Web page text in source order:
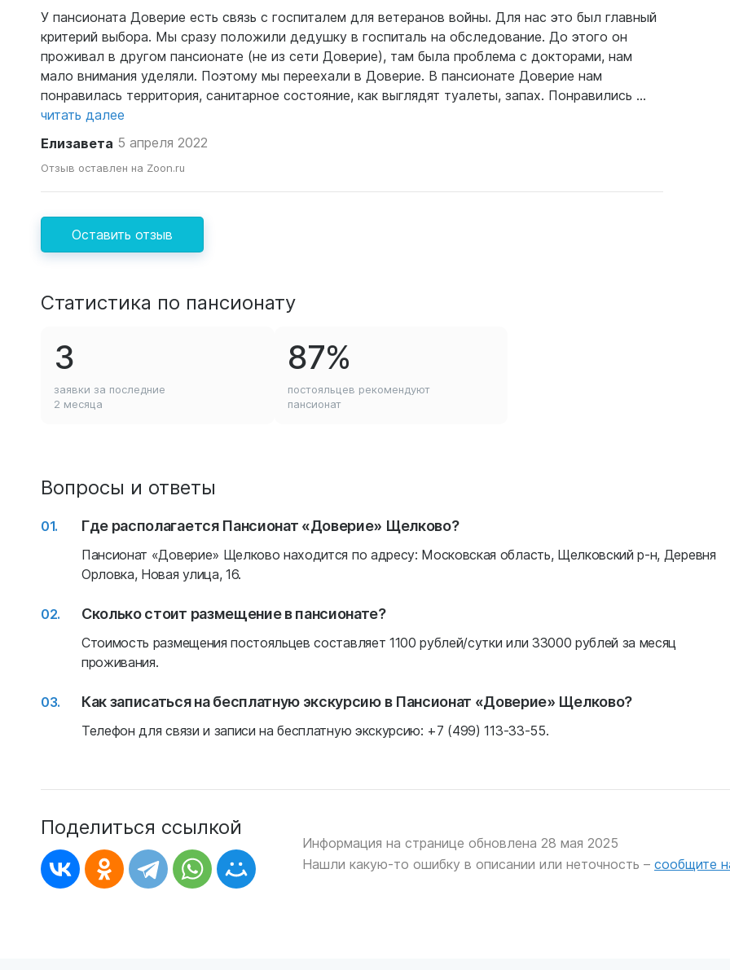
У пансионата Доверие есть связь с госпиталем для ветеранов войны. Для нас это был главный
критерий выбора. Мы сразу положили дедушку в госпиталь на обследование. До этого он
проживал в другом пансионате (не из сети Доверие), там была проблема с докторами, нам
мало внимания уделяли. Поэтому мы переехали в Доверие. В пансионате Доверие нам
понравилась территория, санитарное состояние, как выглядят туалеты, запах. Понравились ...
читать далее
Елизавета 5 апреля 2022
Отзыв оставлен на Zoon.ru
Оставить отзыв
Статистика по пансионату
3
заявки за последние
2 месяца
87%
постояльцев рекомендуют
пансионат
Вопросы и ответы
Где располагается Пансионат «Доверие» Щелково?
Пансионат «Доверие» Щелково находится по адресу: Московская область, Щелковский р-н, Деревня
Орловка, Новая улица, 16.
Сколько стоит размещение в пансионате?
Стоимость размещения постояльцев составляет 1100 рублей/сутки или 33000 рублей за месяц
проживания.
Как записаться на бесплатную экскурсию в Пансионат «Доверие» Щелково?
Телефон для связи и записи на бесплатную экскурсию: +7 (499) 113-33-55.
Поделиться ссылкой
Информация на странице обновлена 28 мая 2025
Нашли какую-то ошибку в описании или неточность – сообщите